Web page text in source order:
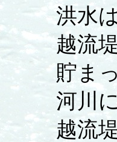
洪水
越流
貯ま
河川
越流